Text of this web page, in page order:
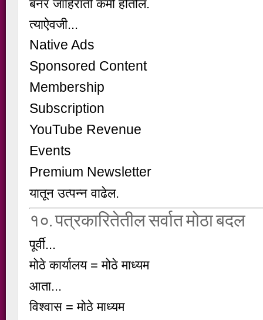
बॅनर जाहिराती कमी होतील.
त्याऐवजी...
Native Ads
Sponsored Content
Membership
Subscription
YouTube Revenue
Events
Premium Newsletter
यातून उत्पन्न वाढेल.
१०. पत्रकारितेतील सर्वात मोठा बदल
पूर्वी...
मोठे कार्यालय = मोठे माध्यम
आता...
विश्वास = मोठे माध्यम